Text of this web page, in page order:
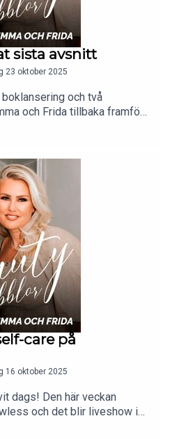
sista avsnitt
23 oktober 2025
och två
och Frida tillbaka framför
micken, för en sista gång. I
Frida och Emma om
stunder som skett
åttaåriga livstid. Minnen
med er, kära lyssnare.
varit med på den här
care på
16 oktober 2025
dags! Den här veckan
och det blir liveshow i
Göteborg. Och efter denna